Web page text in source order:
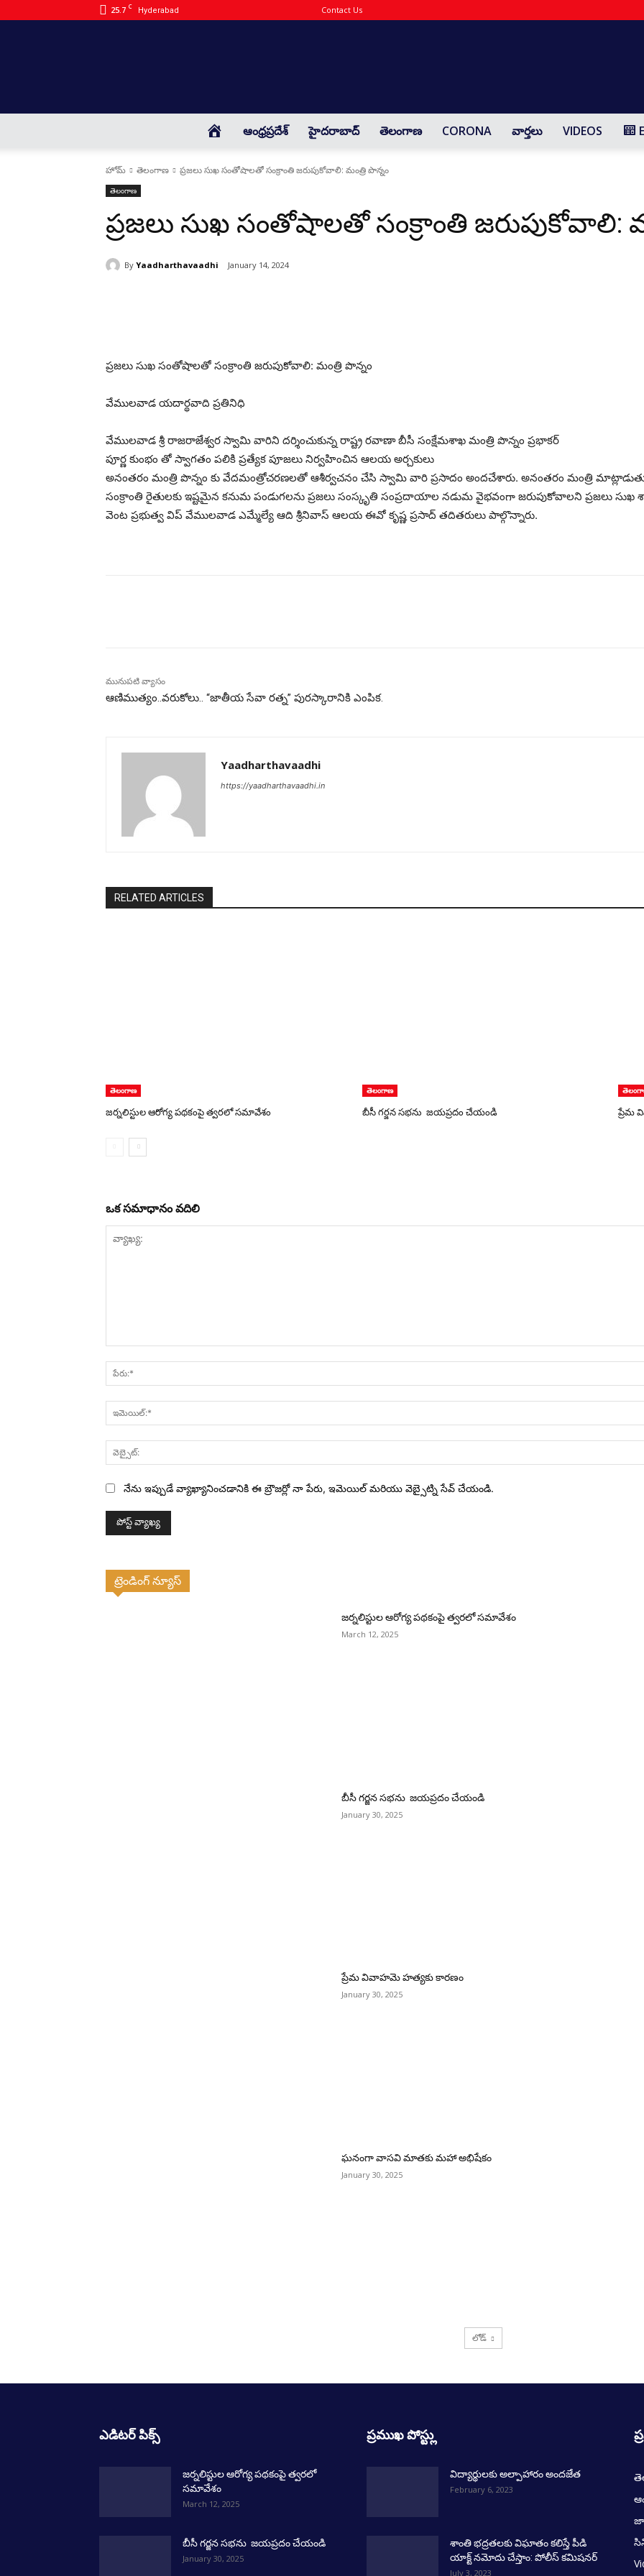
25.7 C Hyderabad Contact Us
Yaadharthavaadhi
HOMEఆంధ్రప్రదేశ్ హైదరాబాద్ తెలంగాణ CORONA వార్తలు VIDEOS
హోమ్ తెలంగాణ ప్రజలు సుఖ సంతోషాలతో సంక్రాంతి జరుపుకోవాలి: మంత్రి పొన్నం
తెలంగాణ
ప్రజలు సుఖ సంతోషాలతో సంక్రాంతి జరుపుకోవాలి:
By Yaadharthavaadhi January 14, 2024
ప్రజలు సుఖ సంతోషాలతో సంక్రాంతి జరుపుకోవాలి: మంత్రి పొన్నం
వేములవాడ యదార్థవాది ప్రతినిధి
వేములవాడ శ్రీ రాజరాజేశ్వర స్వామి వారిని దర్శించుకున్న రాష్ట్ర రవాణా బీసీ సంక్షేమశాఖ మంత్రి పొన్నం ప్రభాకర్
పూర్ణ కుంభం తో స్వాగతం పలికి ప్రత్యేక పూజలు నిర్వహించిన ఆలయ అర్చకులు
అనంతరం మంత్రి పొన్నం కు వేదమంత్రోచరణలతో ఆశీర్వచనం చేసి స్వామి వారి ప్రసాదం అందచేశారు. అనంతరం మంత్రి
సంక్రాంతి రైతులకు ఇష్టమైన కనుమ పండుగలను ప్రజలు సంస్కృతి సంప్రదాయాల నడుమ వైభవంగా జరుపుకోవాలని ప్రజలు
వెంట ప్రభుత్వ విప్ వేములవాడ ఎమ్మేల్యే ఆది శ్రీనివాస్ ఆలయ ఈవో కృష్ణ ప్రసాద్ తదితరులు పాల్గొన్నారు.
మునుపటి వ్యాసం
ఆణిముత్యం..వరుకోలు.. “జాతీయ సేవా రత్న” పురస్కారానికి ఎంపిక.
Yaadharthavaadhi
https://yaadharthavaadhi.in
RELATED ARTICLES
తెలంగాణ
జర్నలిస్టుల ఆరోగ్య పథకంపై త్వరలో సమావేశం
తెలంగాణ
బీసీ గర్జన సభను జయప్రదం చేయండి ప్రేమ
ఒక సమాధానం వదిలి
నేను ఇప్పుడే వ్యాఖ్యానించడానికి ఈ బ్రౌజర్లో నా పేరు, ఇమెయిల్ మరియు వెబ్సైట్ని సేవ్ చేయండి.
ట్రెండింగ్ న్యూస్
జర్నలిస్టుల ఆరోగ్య పథకంపై త్వరలో సమావేశం
March 12, 2025
బీసీ గర్జన సభను జయప్రదం చేయండి
January 30, 2025
ప్రేమ వివాహమె హత్యకు కారణం
January 30, 2025
ఘనంగా వాసవి మాతకు మహా అభిషేకం
January 30, 2025
లోడ్
ఎడిటర్ పిక్స్
జర్నలిస్టుల ఆరోగ్య పథకంపై త్వరలో
సమావేశం
March 12, 2025
బీసీ గర్జన సభను జయప్రదం చేయండి
January 30, 2025
ప్రముఖ పోస్ట్లు
విద్యార్థులకు అల్పాహారం అందజేత
February 6, 2023
శాంతి భద్రతలకు విఘాతం కలిస్తే పీడి
యాక్ట్ నమోదు చేస్తాం: పోలీస్ కమిషనర్
July 3, 2023